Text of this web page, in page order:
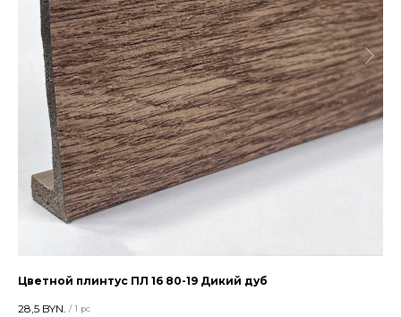
Цветной плинтус ПЛ 16 80-19 Дикий дуб
28,5 BYN. / 1 pc